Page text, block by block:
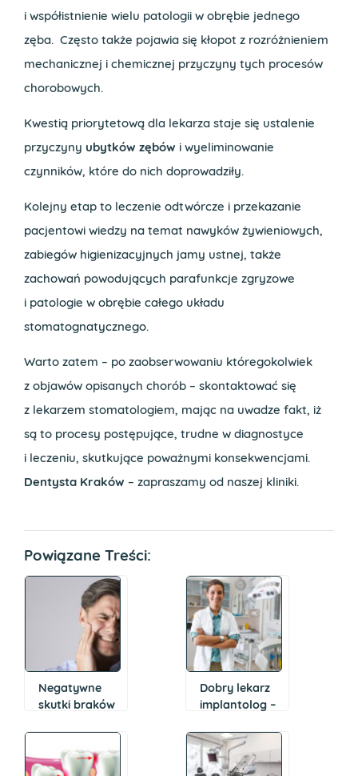
i współistnienie wielu patologii w obrębie jednego
zęba. Często także pojawia się kłopot z rozróżnieniem
mechanicznej i chemicznej przyczyny tych procesów
chorobowych.
Kwestią priorytetową dla lekarza staje się ustalenie
przyczyny ubytków zębów i wyeliminowanie
czynników, które do nich doprowadziły.
Kolejny etap to leczenie odtwórcze i przekazanie
pacjentowi wiedzy na temat nawyków żywieniowych,
zabiegów higienizacyjnych jamy ustnej, także
zachowań powodujących parafunkcje zgryzowe
i patologie w obrębie całego układu
stomatognatycznego.
Warto zatem – po zaobserwowaniu któregokolwiek
z objawów opisanych chorób – skontaktować się
z lekarzem stomatologiem, mając na uwadze fakt, iż
są to procesy postępujące, trudne w diagnostyce
i leczeniu, skutkujące poważnymi konsekwencjami.
Dentysta Kraków – zapraszamy od naszej kliniki.
Powiązane Treści:
Negatywne
skutki braków
Dobry lekarz
implantolog –